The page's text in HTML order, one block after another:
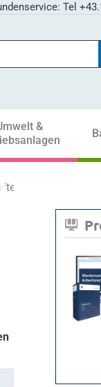
Tel
&
Dienstnehmer